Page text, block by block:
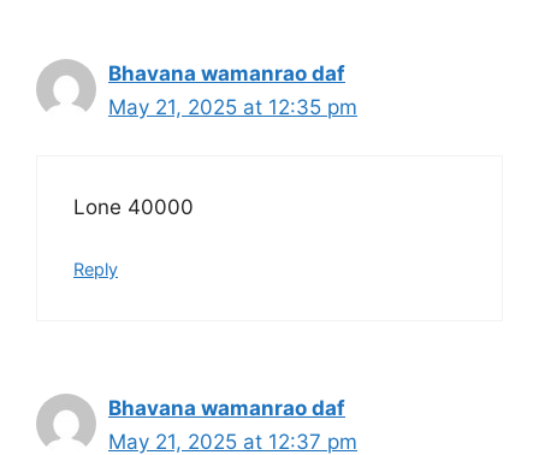
Bhavana wamanrao daf
May 21, 2025 at 12:35 pm
Lone 40000
Reply
Bhavana wamanrao daf
May 21, 2025 at 12:37 pm